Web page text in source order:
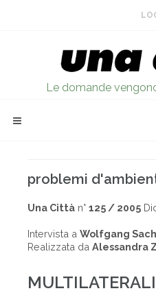
Le domande
problemi
Una Città n° 125 / 2005
Intervista a Wolfgang
Realizzata da Alessandra